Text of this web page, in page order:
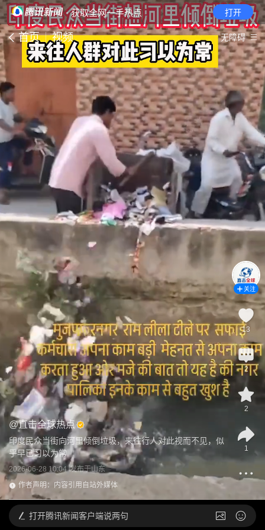
· 获取全网一手热点 打开
首页 视频 无障碍
@直击全球热点
印度民众当街向河里倾倒垃圾，来往行人对此视而不见，似
乎早已习以为常
2026-06-28 10:04 发布于山东
作者声明：内容引用自站外媒体
关注
13
2
2
1
打开腾讯新闻客户端说两句